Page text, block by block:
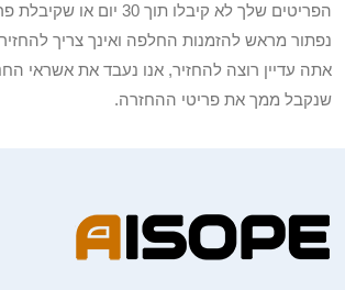
הפריטים שלך לא קיבלו תוך 30
נפתור מראש להזמנות החלפה ואינך צריך
אתה עדיין רוצה להחזיר, אנו נעבד את אשראי
שנקבל ממך את פריטי ההחזרה.